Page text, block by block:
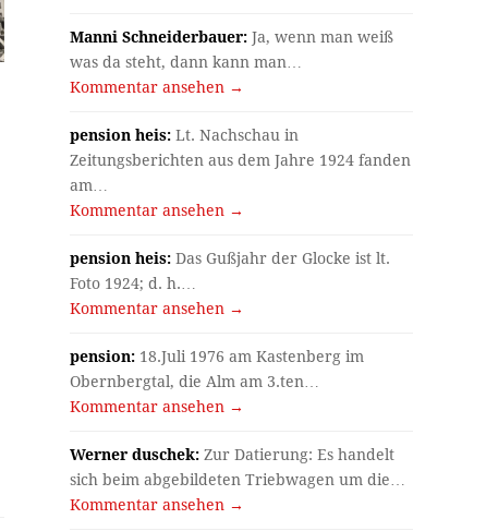
Manni Schneiderbauer: Ja, wenn man weiß
was da steht, dann kann man…
Kommentar ansehen →
pension heis: Lt. Nachschau in
Zeitungsberichten aus dem Jahre 1924 fanden
am…
Kommentar ansehen →
pension heis: Das Gußjahr der Glocke ist lt.
Foto 1924; d. h.…
Kommentar ansehen →
pension: 18.Juli 1976 am Kastenberg im
Obernbergtal, die Alm am 3.ten…
Kommentar ansehen →
Werner duschek: Zur Datierung: Es handelt
sich beim abgebildeten Triebwagen um die…
Kommentar ansehen →